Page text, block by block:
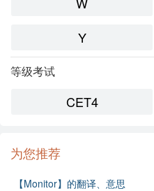
Y
等级考试
CET4
为您推荐
【Monitor】的翻译、意思